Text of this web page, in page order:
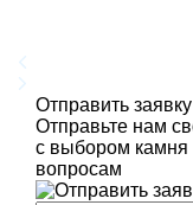
Отправить заявку
Отправьте нам
с выбором камня
вопросам